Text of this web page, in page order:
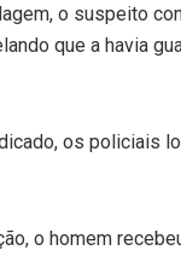
o suspeito
que a havia
os policiais
o homem